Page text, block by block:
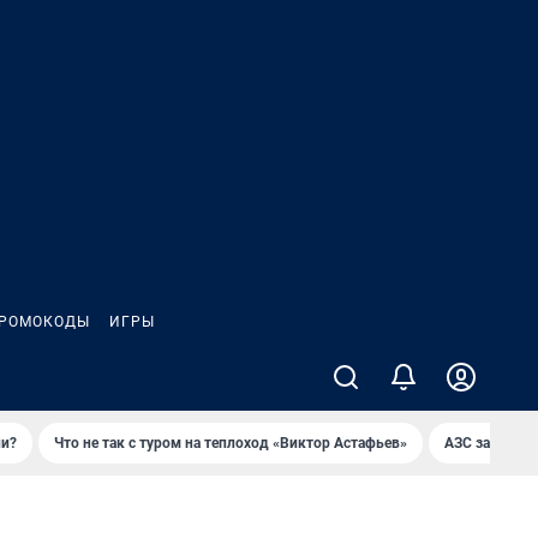
ИГРЫ
Что не так с туром на теплоход «Виктор Астафьев» AЗС